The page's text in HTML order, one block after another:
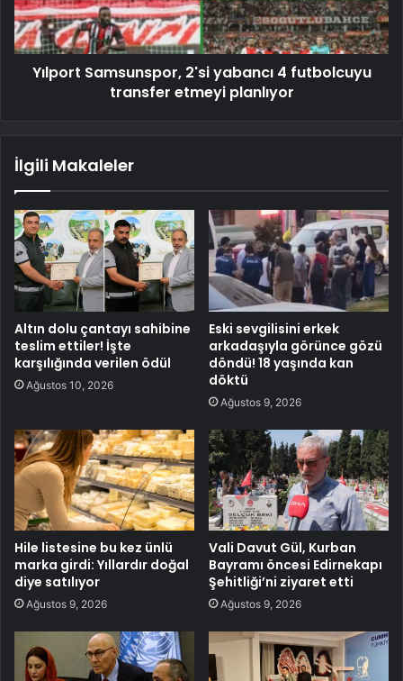
Yılport Samsunspor, 2'si yabancı 4 futbolcuyu
transfer etmeyi planlıyor
İlgili Makaleler
Altın dolu çantayı sahibine
teslim ettiler! İşte
karşılığında verilen ödül
Ağustos 10, 2026
Eski sevgilisini erkek
arkadaşıyla görünce gözü
döndü! 18 yaşında kan
döktü
Ağustos 9, 2026
Hile listesine bu kez ünlü
marka girdi: Yıllardır doğal
diye satılıyor
Ağustos 9, 2026
Vali Davut Gül, Kurban
Bayramı öncesi Edirnekapı
Şehitliği’ni ziyaret etti
Ağustos 9, 2026